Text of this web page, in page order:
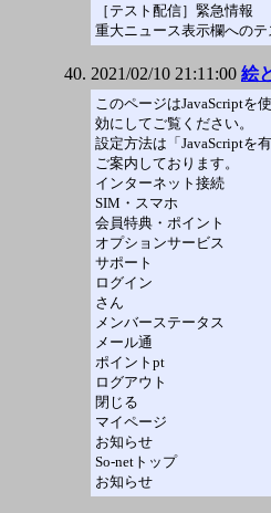
［テスト配信］緊急情報
重大ニュース表示欄へのテ
2021/02/10 21:11:00 絵
このページはJavaScriptを
効にしてご覧ください。
設定方法は「JavaScriptを
ご案内しております。
インターネット接続
SIM・スマホ
会員特典・ポイント
オプションサービス
サポート
ログイン
さん
メンバーステータス
メール通
ポイントpt
ログアウト
閉じる
マイページ
お知らせ
So-netトップ
お知らせ